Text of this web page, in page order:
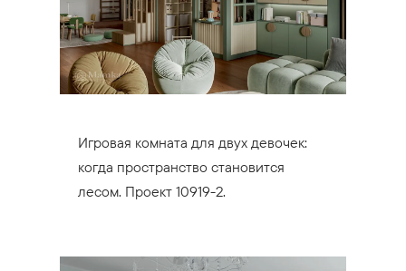
Игровая комната для двух девочек:
когда пространство становится
лесом. Проект 10919-2.